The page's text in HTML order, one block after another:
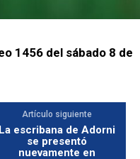
1456 del sábado 8 de
Artículo siguiente
La escribana de Adorni
se presentó
nuevamente en